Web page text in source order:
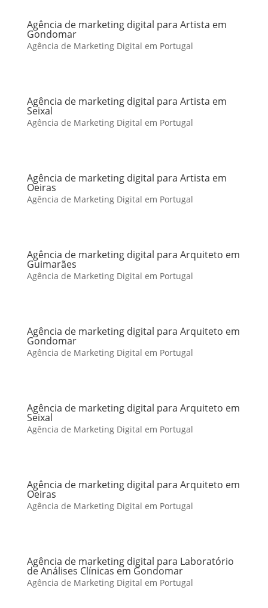
Agência de marketing digital para Artista em
Gondomar
Agência de Marketing Digital em Portugal
Agência de marketing digital para Artista em
Seixal
Agência de Marketing Digital em Portugal
Agência de marketing digital para Artista em
Oeiras
Agência de Marketing Digital em Portugal
Agência de marketing digital para Arquiteto em
Guimarães
Agência de Marketing Digital em Portugal
Agência de marketing digital para Arquiteto em
Gondomar
Agência de Marketing Digital em Portugal
Agência de marketing digital para Arquiteto em
Seixal
Agência de Marketing Digital em Portugal
Agência de marketing digital para Arquiteto em
Oeiras
Agência de Marketing Digital em Portugal
Agência de marketing digital para Laboratório
de Análises Clínicas em Gondomar
Agência de Marketing Digital em Portugal